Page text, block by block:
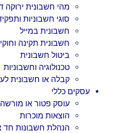
מהי חשבונית ירוקה
סוגי חשבוניות
חשבונית במייל
חשבונית תקינה
ביטול חשבונית
טכנולוגיה וחשבוניות
קבלה או חשבונית
עסקים כללי
עוסק פטור או
הוצאות מוכרות
הנהלת חשבונות חד